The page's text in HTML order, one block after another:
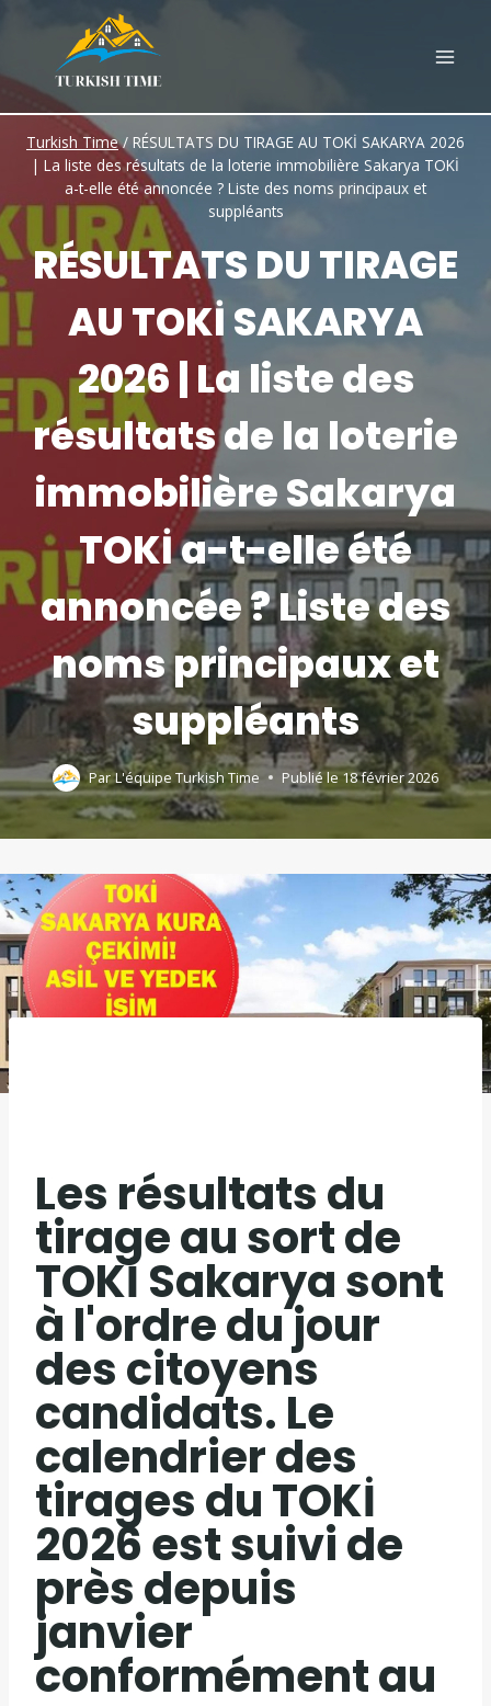
content
Turkish Time/ RÉSULTATS DU TIRAGE AU TOKİ SAKARYA 2026
| La liste des résultats de la loterie immobilière Sakarya TOKİ
a-t-elle été annoncée ? Liste des noms principaux et
suppléants
RÉSULTATS DU TIRAGE
AU TOKİ SAKARYA
2026 | La liste des
résultats de la loterie
immobilière Sakarya
TOKİ a-t-elle été
annoncée ? Liste des
noms principaux et
suppléants
ParL'équipe Turkish Time Publié le18 février 2026
Les résultats du
tirage au sort de
TOKİ Sakarya sont
à l'ordre du jour
des citoyens
candidats. Le
calendrier des
tirages du TOKİ
2026 est suivi de
près depuis
janvier
conformément au